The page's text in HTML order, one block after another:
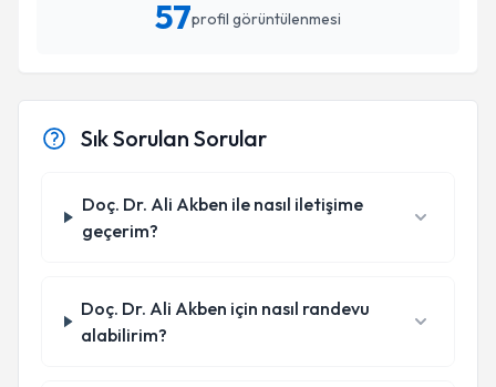
57profil görüntülenmesi
Sık Sorulan Sorular
Doç. Dr. Ali Akben ile nasıl iletişime
geçerim?
Doç. Dr. Ali Akben için nasıl randevu
alabilirim?